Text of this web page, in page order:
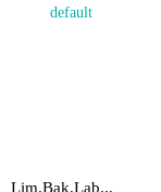
Lim.Bak.Lab...